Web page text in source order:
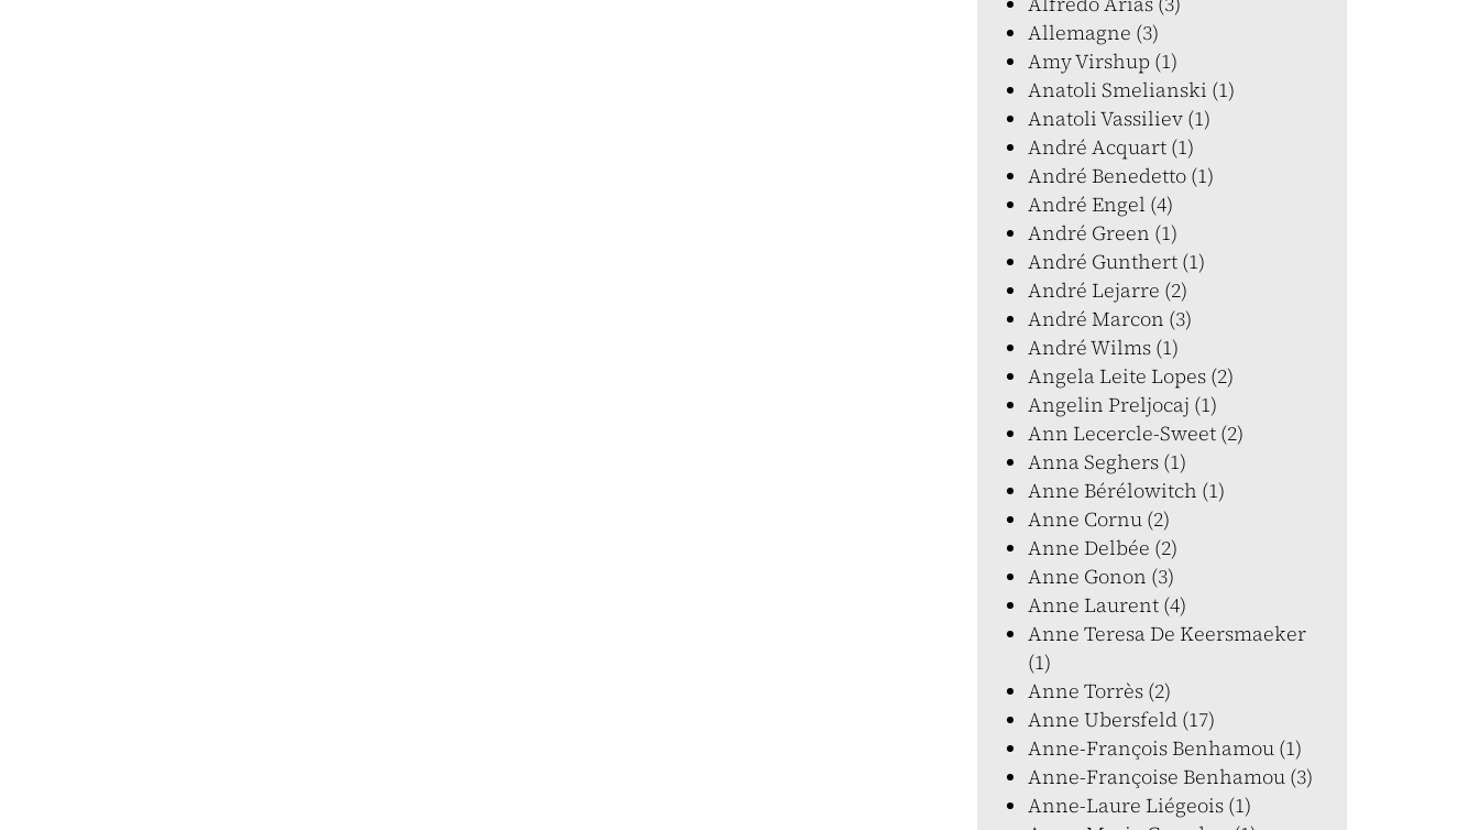
Allemagne (3)
Amy Virshup (1)
Anatoli Smelianski (1)
Anatoli Vassiliev (1)
André Acquart (1)
André Benedetto (1)
André Engel (4)
André Green (1)
André Gunthert (1)
André Lejarre (2)
André Marcon (3)
André Wilms (1)
Angela Leite Lopes (2)
Angelin Preljocaj (1)
Ann Lecercle-Sweet (2)
Anna Seghers (1)
Anne Bérélowitch (1)
Anne Cornu (2)
Anne Delbée (2)
Anne Gonon (3)
Anne Laurent (4)
Anne Teresa De Keersmaeker
(1)
Anne Torrès (2)
Anne Ubersfeld (17)
Anne-François Benhamou (1)
Anne-Françoise Benhamou (3)
Anne-Laure Liégeois (1)